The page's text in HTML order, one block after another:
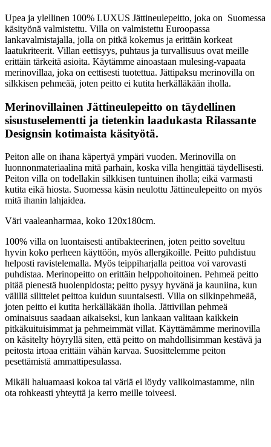
Upea ja ylellinen 100% LUXUS Jättineulepeitto, joka on Suomessa
käsityönä valmistettu. Villa on valmistettu Euroopassa
lankavalmistajalla, jolla on pitkä kokemus ja erittäin korkeat
laatukriteerit. Villan eettisyys, puhtaus ja turvallisuus ovat meille
erittäin tärkeitä asioita. Käytämme ainoastaan mulesing-vapaata
merinovillaa, joka on eettisesti tuotettua. Jättipaksu merinovilla on
silkkisen pehmeää, joten peitto ei kutita herkälläkään iholla.
Merinovillainen Jättineulepeitto on täydellinen
sisustuselementti ja tietenkin laadukasta Rilassante
Designsin kotimaista käsityötä.
Peiton alle on ihana käpertyä ympäri vuoden. Merinovilla on
luonnonmateriaalina mitä parhain, koska villa hengittää täydellisesti.
Peiton villa on todellakin silkkisen tuntuinen iholla; eikä varmasti
kutita eikä hiosta. Suomessa käsin neulottu Jättineulepeitto on myös
mitä ihanin lahjaidea.
Väri vaaleanharmaa, koko 120x180cm.
100% villa on luontaisesti antibakteerinen, joten peitto soveltuu
hyvin koko perheen käyttöön, myös allergikoille. Peitto puhdistuu
helposti ravistelemalla. Myös teippiharjalla peittoa voi varovasti
puhdistaa. Merinopeitto on erittäin helppohoitoinen. Pehmeä peitto
pitää pienestä huolenpidosta; peitto pysyy hyvänä ja kauniina, kun
välillä silittelet peittoa kuidun suuntaisesti. Villa on silkinpehmeää,
joten peitto ei kutita herkälläkään iholla. Jättivillan pehmeä
ominaisuus saadaan aikaiseksi, kun lankaan valitaan kaikkein
pitkäkuituisimmat ja pehmeimmät villat. Käyttämämme merinovilla
on käsitelty höyryllä siten, että peitto on mahdollisimman kestävä ja
peitosta irtoaa erittäin vähän karvaa. Suosittelemme peiton
pesettämistä ammattipesulassa.
Mikäli haluamaasi kokoa tai väriä ei löydy valikoimastamme, niin
ota rohkeasti yhteyttä ja kerro meille toiveesi.